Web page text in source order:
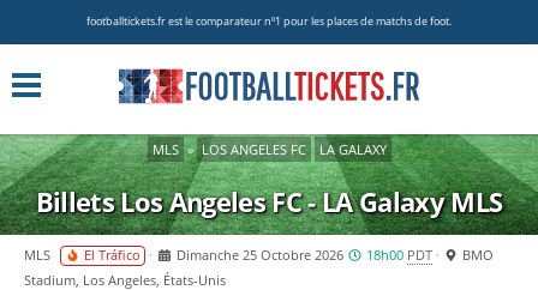
footballtickets.fr est le comparateur nº1 pour les places de matchs de foot.
MLS » LOS ANGELES FC LA GALAXY
Billets Los Angeles FC - LA GalaxyMLS
MLS El Tráfico Dimanche 25 Octobre 2026 18h00 PDT
BMO
Stadium, Los Angeles, États-Unis